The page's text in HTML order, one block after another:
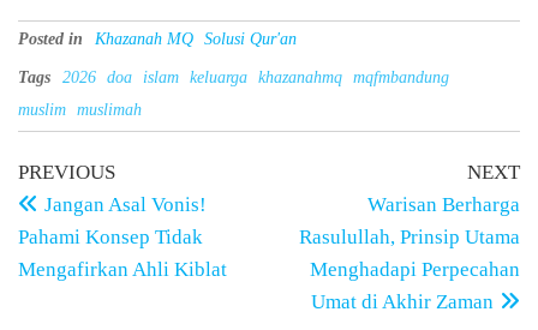
Posted in Khazanah MQ Solusi Qur'an
Tags 2026 doa islam keluarga khazanahmq mqfmbandung
muslim muslimah
PREVIOUS
Jangan Asal Vonis!
Pahami Konsep Tidak
Mengafirkan Ahli Kiblat
NEXT
Warisan Berharga
Rasulullah, Prinsip Utama
Menghadapi Perpecahan
Umat di Akhir Zaman